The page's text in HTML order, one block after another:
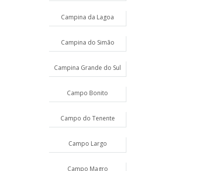
Campina da Lagoa
Campina do Simão
Campina Grande do Sul
Campo Bonito
Campo do Tenente
Campo Largo
Campo Magro